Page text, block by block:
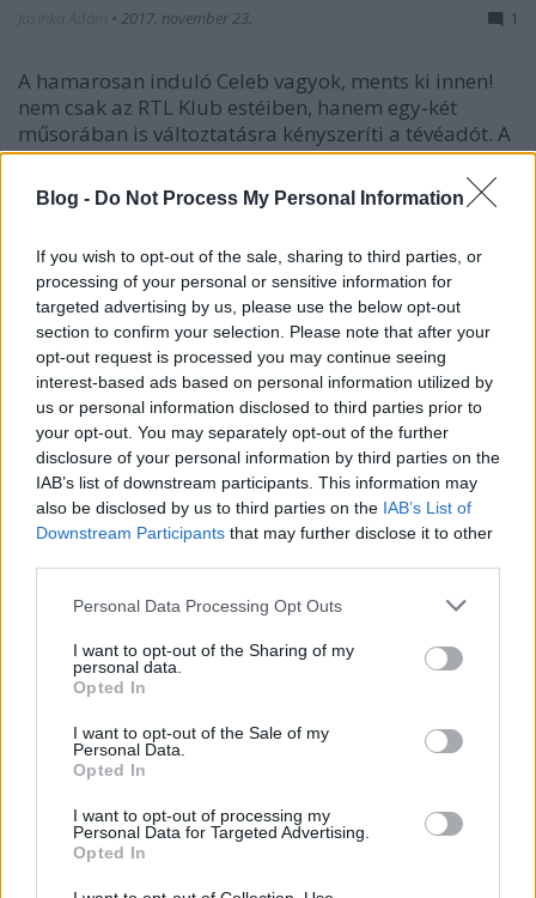
Blog - Do Not Process My Personal Information
If you wish to opt-out of the sale, sharing to third parties, or
processing of your personal or sensitive information for
targeted advertising by us, please use the below opt-out
section to confirm your selection. Please note that after your
opt-out request is processed you may continue seeing
interest-based ads based on personal information utilized by
us or personal information disclosed to third parties prior to
your opt-out. You may separately opt-out of the further
disclosure of your personal information by third parties on the
IAB’s list of downstream participants. This information may
also be disclosed by us to third parties on the IAB’s List of
Downstream Participants that may further disclose it to other
Please note that this website/app uses one or more Google
not limited to your visit or usage behaviour. You may click to
grant or deny consent to Google and its third-party tags to
use your data for below specified purposes in below Google
consent section.
Personal Data Processing Opt Outs
I want to opt-out of the Sharing of my
personal data.
Opted In
I want to opt-out of the Sale of my
Personal Data.
Opted In
I want to opt-out of processing my
Personal Data for Targeted Advertising.
Opted In
• 2017. november 23. 1
A hamarosan induló Celeb vagyok, ments ki innen!
nem csak az RTL Klub estéiben, hanem egy-két
műsorában is változtatásra kényszeríti a tévéadót. A
celebes reality miatt nem Kiss Ramóna vezeti majd
az X-Faktor fináléját, és most kiderült, hogy az RTL
Klubra idén húsvétkor visszatérő Reggeliben…
November végétől szinte minden esti
műsor korábban kezdődik majd az
Jasinka Ádám•2017. november 22.
November végétől több minden is változik az RTL
Klub estéiben. Az egyik legjelentősebb, hogy elindul
a heti hét nap élő adásokkal jelentkező Celeb vagyok,
ments ki innen!. Emiatt pedig kissé átrendezőnek a